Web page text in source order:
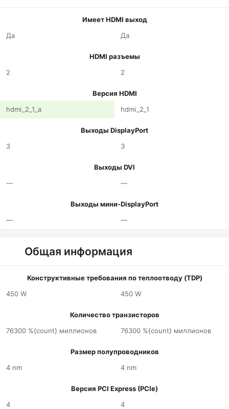
Имеет HDMI выход
Да
Да
HDMI разъемы
2
2
Версия HDMI
hdmi_2_1_a
hdmi_2_1
Выходы DisplayPort
3
3
Выходы DVI
—
—
Выходы мини-DisplayPort
—
—
Общая информация
Конструктивные требования по теплоотводу (TDP)
450 W
450 W
Количество транзисторов
76300 %{count} миллионов
76300 %{count} миллионов
Размер полупроводников
4 nm
4 nm
Версия PCI Express (PCIe)
4
4